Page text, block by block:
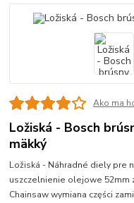
Ako ma
Ložiská - Bosch
mäkký
Ložiská - Náhradné diely pre
uszczelnienie olejowe 52mm
Chainsaw wymiana części